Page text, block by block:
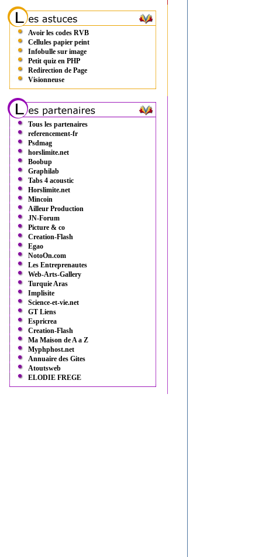
Avoir les codes RVB
Cellules papier peint
Infobulle sur image
Petit quiz en PHP
Redirection de Page
Visionneuse
Tous les partenaires
referencement-fr
Psdmag
horslimite.net
Boobup
Graphilab
Tabs 4 acoustic
Horslimite.net
Mincoin
Ailleur Production
JN-Forum
Picture & co
Creation-Flash
Egao
NotoOn.com
Les Entreprenautes
Web-Arts-Gallery
Turquie Aras
Implisite
Science-et-vie.net
GT Liens
Espricrea
Creation-Flash
Ma Maison de A a Z
Myphphost.net
Annuaire des Gites
Atoutsweb
ELODIE FREGE